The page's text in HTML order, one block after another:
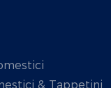
& Tappetini